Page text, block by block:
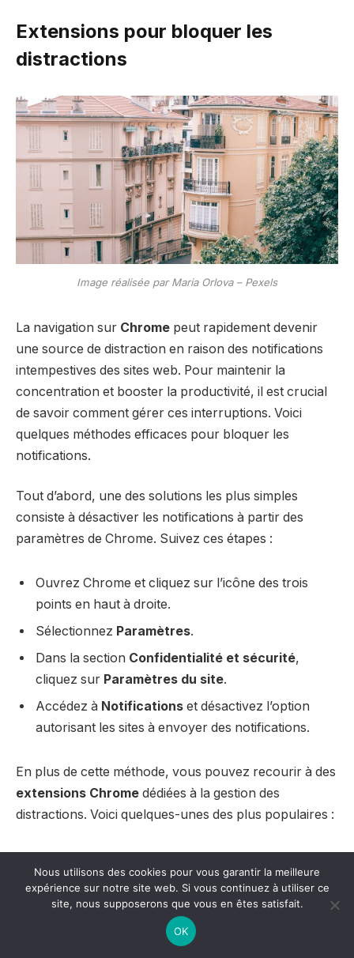
Extensions pour bloquer les
distractions
Image réalisée par Maria Orlova – Pexels
La navigation sur Chrome peut rapidement devenir
une source de distraction en raison des notifications
intempestives des sites web. Pour maintenir la
concentration et booster la productivité, il est crucial
de savoir comment gérer ces interruptions. Voici
quelques méthodes efficaces pour bloquer les
notifications.
Tout d’abord, une des solutions les plus simples
consiste à désactiver les notifications à partir des
paramètres de Chrome. Suivez ces étapes :
Ouvrez Chrome et cliquez sur l’icône des trois
points en haut à droite.
Sélectionnez Paramètres.
Dans la section Confidentialité et sécurité,
cliquez sur Paramètres du site.
Accédez à Notifications et désactivez l’option
autorisant les sites à envoyer des notifications.
En plus de cette méthode, vous pouvez recourir à des
extensions Chrome dédiées à la gestion des
distractions. Voici quelques-unes des plus populaires :
limiter le temps passé sur des sites spécifiques,
favorisant ainsi une navigation plus productive.
– Elle permet de bloquer l’accès à
certains sites web, réduisant ainsi la tentation de
Nous utilisons des cookies pour vous garantir la meilleure
expérience sur notre site web. Si vous continuez à utiliser ce
site, nous supposerons que vous en êtes satisfait.
OK